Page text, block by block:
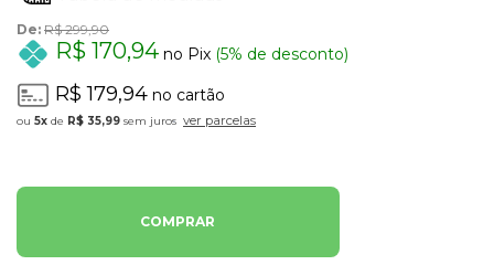
De: R$ 299,90
R$ 170,94 no Pix (5% de desconto)
R$ 179,94 no cartão
5x de R$ 35,99 sem juros ver parcelas
COMPRAR